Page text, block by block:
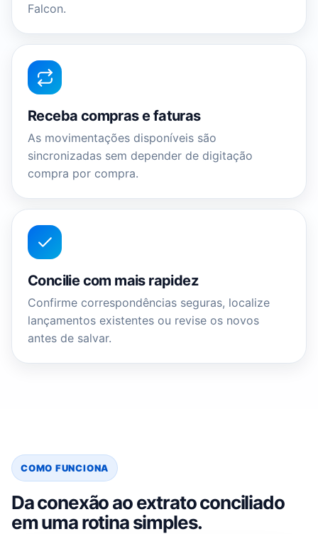
Falcon.
Receba compras e faturas
As movimentações disponíveis são
sincronizadas sem depender de digitação
compra por compra.
Concilie com mais rapidez
Confirme correspondências seguras, localize
lançamentos existentes ou revise os novos
antes de salvar.
COMO FUNCIONA
Da conexão ao extrato conciliado
em uma rotina simples.